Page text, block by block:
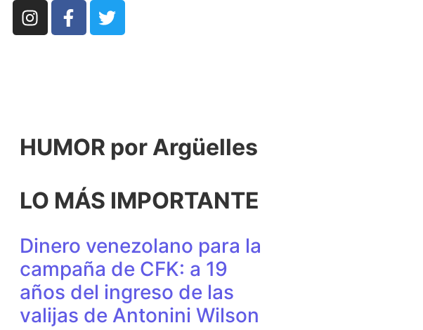
HUMOR por Argüelles​
LO MÁS IMPORTANTE
Dinero venezolano para la
campaña de CFK: a 19
años del ingreso de las
valijas de Antonini Wilson